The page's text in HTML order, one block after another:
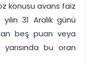
konusu avans faiz
31 Aralık günü
beş puan veya
bu oran